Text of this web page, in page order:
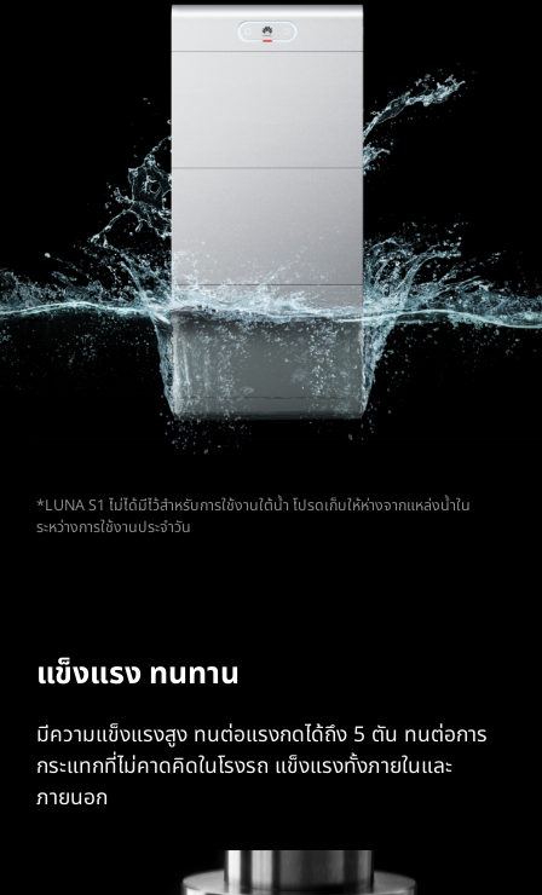
*LUNA S1 ไม่ได้มีไว้สําหรับการใช้งานใต้น้ำ โปรดเก็บให้ห่างจากแหล่งน้ำใน
ระหว่างการใช้งานประจําวัน
แข็งแรง ทนทาน
มีความแข็งแรงสูง ทนต่อแรงกดได้ถึง 5 ตัน ทนต่อการ
กระแทกที่ไม่คาดคิดในโรงรถ แข็งแรงทั้งภายในและ
ภายนอก